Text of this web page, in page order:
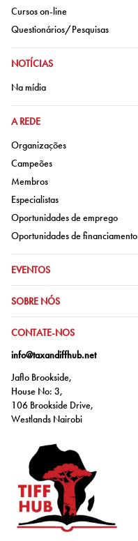
Ir para:
Cursos on-line
Ir para:
Questionários/Pesquisas
IR PARA:
NOTÍCIAS
Ir para:
Na mídia
IR PARA:
A REDE
Ir para:
Organizações
Ir para:
Campeões
Ir para:
Membros
Ir para:
Especialistas
Ir para:
Oportunidades de emprego
Ir para:
Oportunidades de financiamento
IR PARA:
EVENTOS
IR PARA:
SOBRE NÓS
IR PARA:
CONTATE-NOS
info@taxandiffhub.net
Jaflo Brookside,
House No: 3,
106 Brookside Drive,
Westlands Nairobi